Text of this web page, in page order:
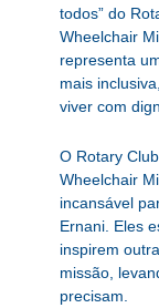
todos” do
Wheelchair
representa
mais
viver com
O Rotary
Wheelchair
incansável
Ernani. Eles
inspirem
missão,
precisam.